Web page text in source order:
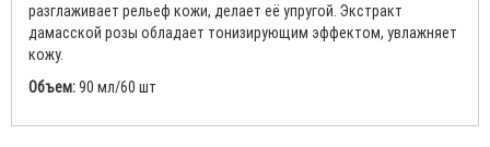
разглаживает рельеф кожи, делает её упругой. Экстракт
дамасской розы обладает тонизирующим эффектом, увлажняет
кожу.
Объем:90 мл/60 шт